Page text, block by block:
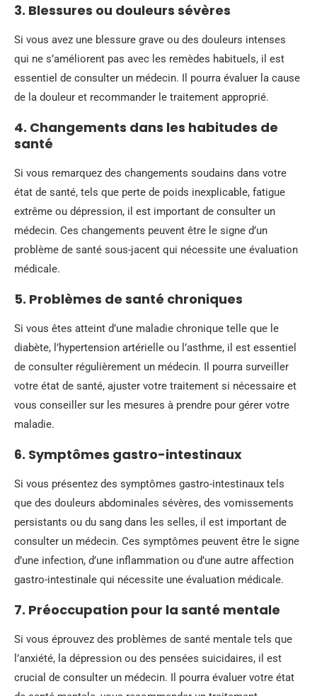
3. Blessures ou douleurs sévères
Si vous avez une blessure grave ou des douleurs intenses
qui ne s’améliorent pas avec les remèdes habituels, il est
essentiel de consulter un médecin. Il pourra évaluer la cause
de la douleur et recommander le traitement approprié.
4. Changements dans les habitudes de
santé
Si vous remarquez des changements soudains dans votre
état de santé, tels que perte de poids inexplicable, fatigue
extrême ou dépression, il est important de consulter un
médecin. Ces changements peuvent être le signe d’un
problème de santé sous-jacent qui nécessite une évaluation
médicale.
5. Problèmes de santé chroniques
Si vous êtes atteint d’une maladie chronique telle que le
diabète, l’hypertension artérielle ou l’asthme, il est essentiel
de consulter régulièrement un médecin. Il pourra surveiller
votre état de santé, ajuster votre traitement si nécessaire et
vous conseiller sur les mesures à prendre pour gérer votre
maladie.
6. Symptômes gastro-intestinaux
Si vous présentez des symptômes gastro-intestinaux tels
que des douleurs abdominales sévères, des vomissements
persistants ou du sang dans les selles, il est important de
consulter un médecin. Ces symptômes peuvent être le signe
d’une infection, d’une inflammation ou d’une autre affection
gastro-intestinale qui nécessite une évaluation médicale.
7. Préoccupation pour la santé mentale
Si vous éprouvez des problèmes de santé mentale tels que
l’anxiété, la dépression ou des pensées suicidaires, il est
crucial de consulter un médecin. Il pourra évaluer votre état